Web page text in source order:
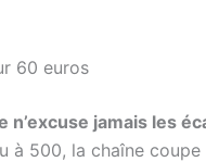
60 euros
n’excuse jamais les
à 500, la chaîne coupe